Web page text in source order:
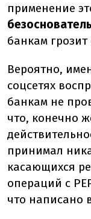
применение
банкам грозит
Вероятно,
соцсетях
банкам не
что, конечно
принимал
касающихся
операций с
что написано